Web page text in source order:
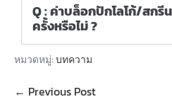
Q : ค่าบล็อกปักโลโก้/สกรี
ครั้งหรือไม่ ?
หมวดหมู่:บทความ
← Previous Post